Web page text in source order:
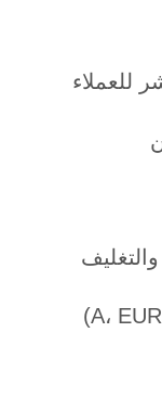
للعملاء
والتغليف